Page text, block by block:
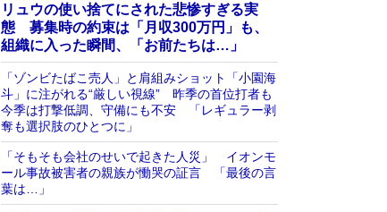
リュウの使い捨てにされた悲惨すぎる実
態 募集時の約束は「月収300万円」も、
組織に入った瞬間、「お前たちは…」
「ゾンビたばこ売人」と肩組みショット「小園海
斗」に注がれる“厳しい視線” 昨季の首位打者も
今季は打撃低調、守備にも不安 「レギュラー剥
奪も選択肢のひとつに」
「そもそも会社のせいで起きた人災」 イオンモ
ール事故被害者の親族が慟哭の証言 「最後の言
葉は…」